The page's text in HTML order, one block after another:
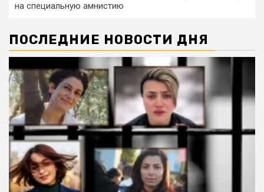
на специальную амнистию
ПОСЛЕДНИЕ НОВОСТИ ДНЯ